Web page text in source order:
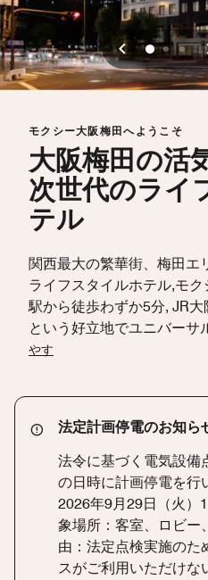
戻る
012
モクシー大阪梅田へようこそ
大阪梅田の活
次世代のライ
テル
関西最大の繁華街、梅田エ
ライフスタイルホテル,モ
駅から徒歩わずか5分, JR
という好立地でユニバーサ
やす
法定計画停電のお知ら
法令に基づく電気設備
の日時に計画停電を行
2026年9月29日（火）
象場所：客室、ロビー
由：法定点検実施のた
スがご利用いただけな